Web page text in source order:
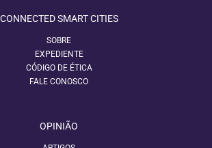
CONNECTED SMART CITIES
SOBRE
EXPEDIENTE
CÓDIGO DE ÉTICA
FALE CONOSCO
OPINIÃO